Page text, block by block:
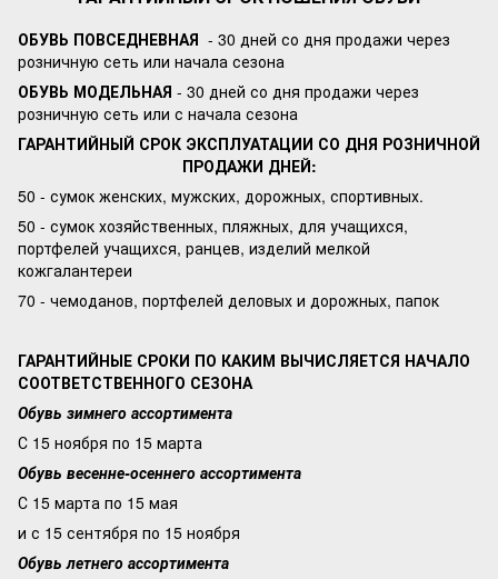
ОБУВЬ ПОВСЕДНЕВНАЯ - 30 дней со дня продажи через
розничную сеть или начала сезона
ОБУВЬ МОДЕЛЬНАЯ - 30 дней со дня продажи через
розничную сеть или с начала сезона
ГАРАНТИЙНЫЙ СРОК ЭКСПЛУАТАЦИИ СО ДНЯ РОЗНИЧНОЙ
ПРОДАЖИ ДНЕЙ:
50 - сумок женских, мужских, дорожных, спортивных.
50 - сумок хозяйственных, пляжных, для учащихся,
портфелей учащихся, ранцев, изделий мелкой
кожгалантереи
70 - чемоданов, портфелей деловых и дорожных, папок
ГАРАНТИЙНЫЕ СРОКИ ПО КАКИМ ВЫЧИСЛЯЕТСЯ НАЧАЛО
СООТВЕТСТВЕННОГО СЕЗОНА
Обувь зимнего ассортимента
С 15 ноября по 15 марта
Обувь весенне-осеннего ассортимента
С 15 марта по 15 мая
и с 15 сентября по 15 ноября
Обувь летнего ассортимента